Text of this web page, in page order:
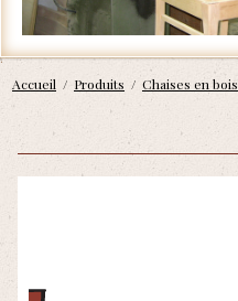
Accueil / Produits / Chaises en bois